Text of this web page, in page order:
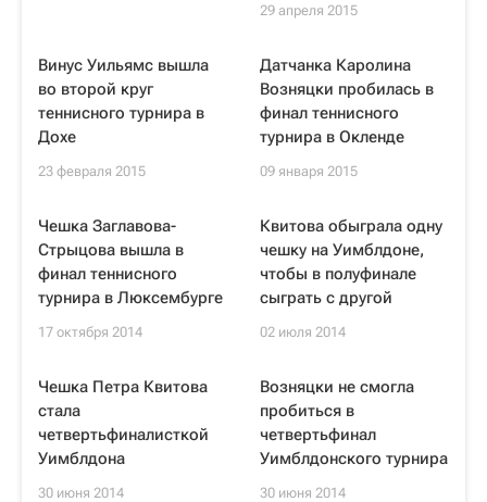
29 апреля 2015
Винус Уильямс вышла
во второй круг
теннисного турнира в
Дохе
23 февраля 2015
Датчанка Каролина
Возняцки пробилась в
финал теннисного
турнира в Окленде
09 января 2015
Чешка Заглавова-
Стрыцова вышла в
финал теннисного
турнира в Люксембурге
17 октября 2014
Квитова обыграла одну
чешку на Уимблдоне,
чтобы в полуфинале
сыграть с другой
02 июля 2014
Чешка Петра Квитова
стала
четвертьфиналисткой
Уимблдона
30 июня 2014
Возняцки не смогла
пробиться в
четвертьфинал
Уимблдонского турнира
30 июня 2014